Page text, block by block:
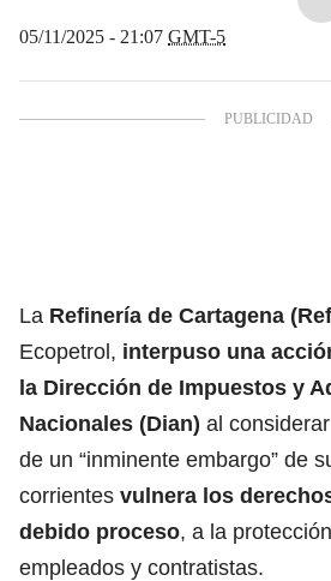
05/11/2025 - 21:07 GMT-5
La Refinería de Cartagena
Ecopetrol, interpuso una
la Dirección de Impuestos y
Nacionales (Dian) al
de un “inminente embargo” de
corrientes vulnera los
debido proceso, a la
empleados y contratistas.